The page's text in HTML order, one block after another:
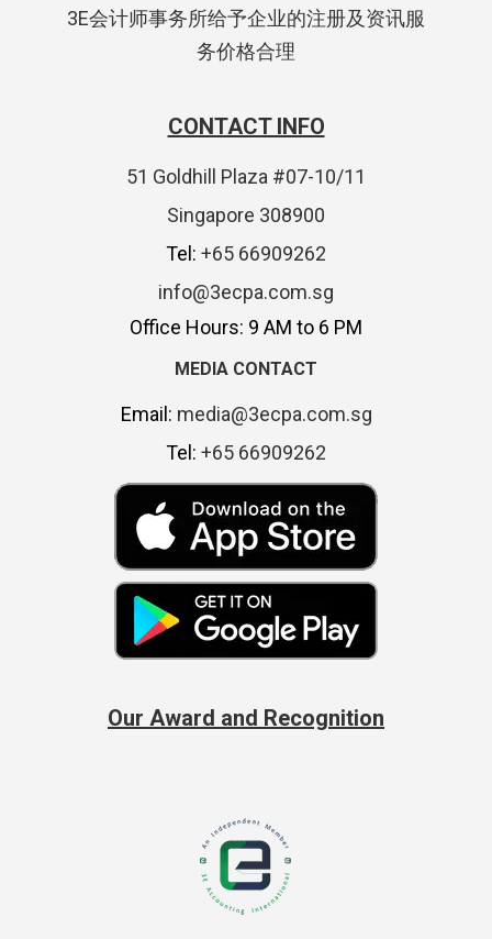
3E会计师事务所给予企业的注册及资讯服
务价格合理
CONTACT INFO
51 Goldhill Plaza #07-10/11
Singapore 308900
Tel: +65 66909262
info@3ecpa.com.sg
Office Hours: 9 AM to 6 PM
MEDIA CONTACT
Email: media@3ecpa.com.sg
Tel: +65 66909262
Our Award and Recognition